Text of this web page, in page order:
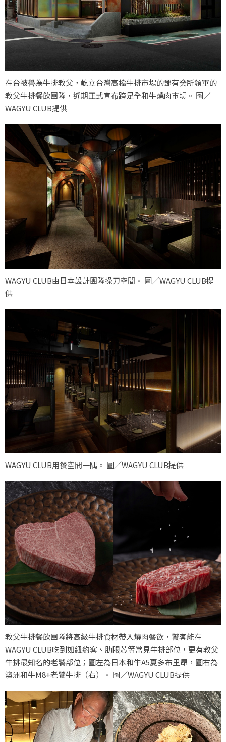
在台被譽為牛排教父，屹立台灣高檔牛排市場的鄧有癸所領軍的
教父牛排餐飲團隊，近期正式宣布跨足全和牛燒肉市場。 圖／
WAGYU CLUB提供
WAGYU CLUB由日本設計團隊操刀空間。 圖／WAGYU CLUB提
供
WAGYU CLUB用餐空間一隅。 圖／WAGYU CLUB提供
教父牛排餐飲團隊將高級牛排食材帶入燒肉餐飲，饕客能在
WAGYU CLUB吃到如紐約客、肋眼芯等常見牛排部位，更有教父
牛排最知名的老饕部位；圖左為日本和牛A5夏多布里昂，圖右為
澳洲和牛M8+老饕牛排（右）。 圖／WAGYU CLUB提供